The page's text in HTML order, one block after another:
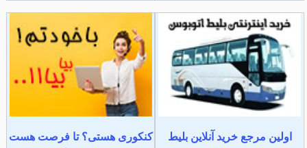
اولین مرجع خرید آنلاین بلیط
کنکوری هستی؟ تا فرصت هست